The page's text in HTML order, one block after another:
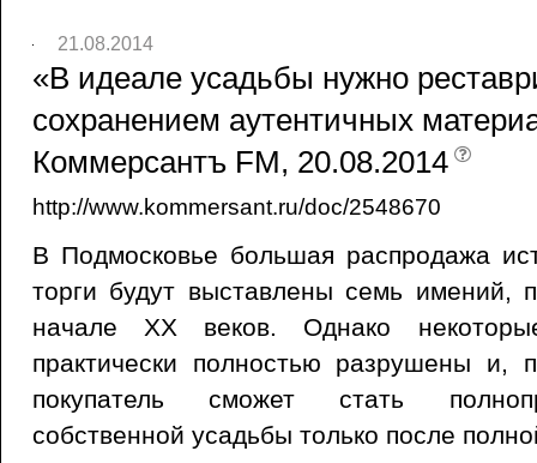
21.08.2014
«В идеале усадьбы нужно
сохранением аутентичных
Коммерсантъ FM, 20.08.2014
http://www.kommersant.ru/doc/2548670
В Подмосковье большая распродажа
торги будут выставлены семь имений,
начале XX веков. Однако
практически полностью разрушены и,
покупатель сможет стать
собственной усадьбы только после